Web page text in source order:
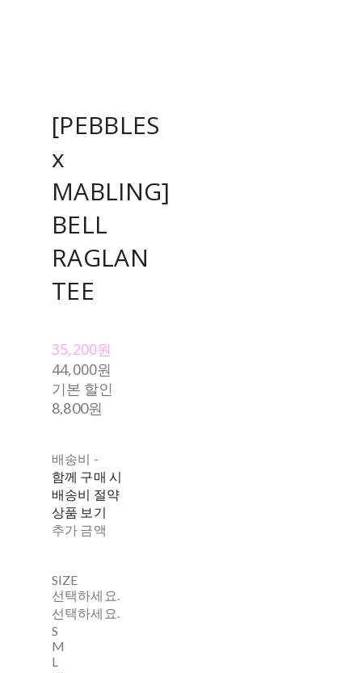
[PEBBLES
x
MABLING]
BELL
RAGLAN
TEE
35,200원
44,000원
기본 할인
8,800원
배송비 -
함께 구매 시
배송비 절약
상품 보기
추가 금액
SIZE
선택하세요.
선택하세요.
S
M
L